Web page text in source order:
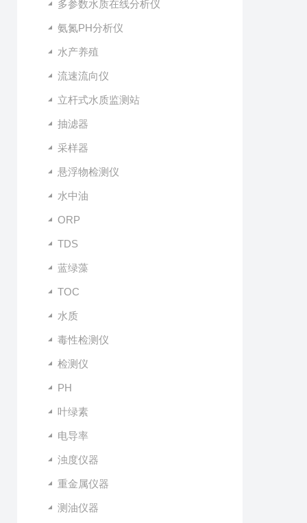
多参数水质在线分析仪
氨氮PH分析仪
水产养殖
流速流向仪
立杆式水质监测站
抽滤器
采样器
悬浮物检测仪
水中油
ORP
TDS
蓝绿藻
TOC
水质
毒性检测仪
检测仪
PH
叶绿素
电导率
浊度仪器
重金属仪器
测油仪器